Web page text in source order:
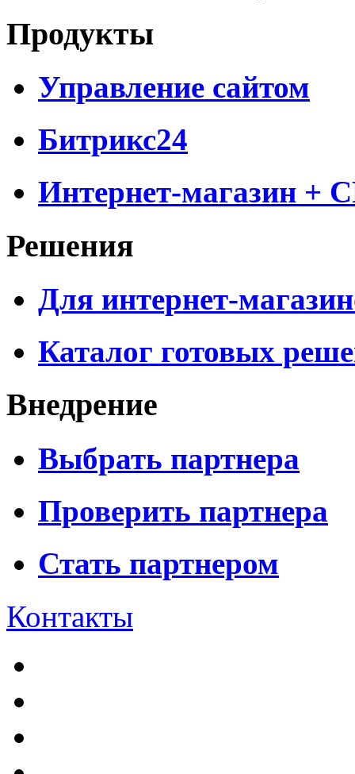
Продукты
Управление сайтом
Битрикс24
Интернет-магазин +
Решения
Для интернет-
Каталог готовых
Внедрение
Выбрать партнера
Проверить партнера
Стать партнером
Контакты